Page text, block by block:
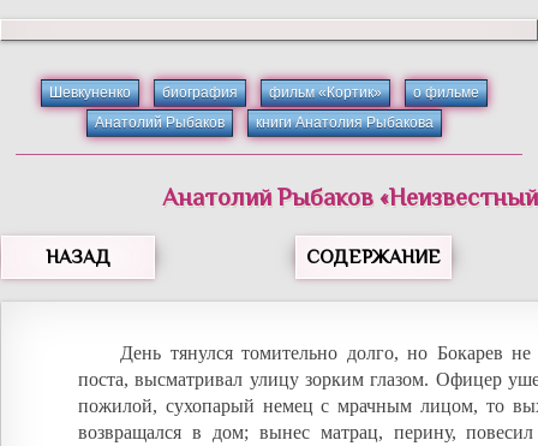
Шевкуненко биография фильм «Кортик»
о фильме
Анатолий Рыбаков
книги Анатолия Рыбакова
Анатолий Рыбаков«
НАЗАД СОДЕРЖАНИЕ
День тянулся томительно долго, но Бокарев
поста, высматривал улицу зорким глазом. Офицер
пожилой, сухопарый немец с мрачным лицом, то
возвращался в дом; вынес матрац, перину,